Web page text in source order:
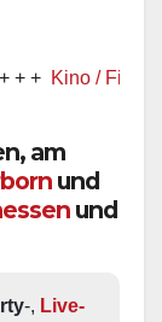
Kino / Film + + +
am
und
und
-, Live-